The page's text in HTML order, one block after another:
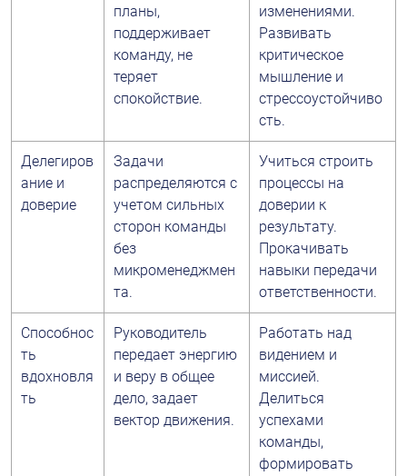
планы,
поддерживает
команду, не
теряет
спокойствие.
изменениями.
Развивать
критическое
мышление и
стрессоустойчиво
сть.
Делегиров
ание и
доверие
Задачи
распределяются с
учетом сильных
сторон команды
без
микроменеджмен
та.
Учиться строить
процессы на
доверии к
результату.
Прокачивать
навыки передачи
ответственности.
Способнос
ть
вдохновля
ть
Руководитель
передает энергию
и веру в общее
дело, задает
вектор движения.
Работать над
видением и
миссией.
Делиться
успехами
команды,
формировать